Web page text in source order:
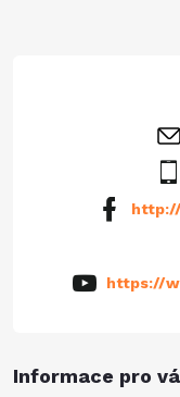
Informace pro
https://